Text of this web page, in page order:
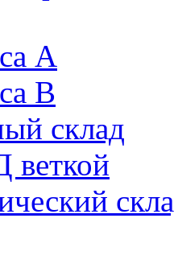
A
B
склад
веткой